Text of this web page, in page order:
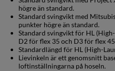
högre än standard.
Standard svingvikt med
punkter högre än standard.
Standard svingvikt för HL
D2 för flex 35 och D3 för flex
Standardlängd för HL (High-
Lievinkeln är ett genomsnitt
loftinställningarna på hoseln.